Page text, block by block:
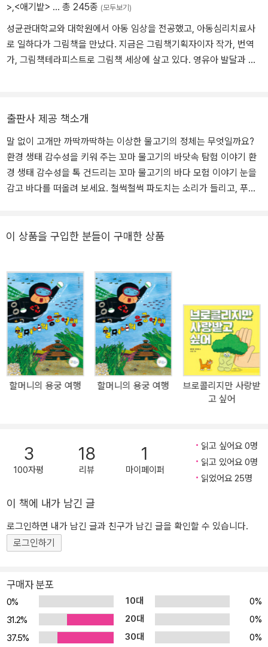
> <애기밭> … 총 245종 (모두보기)
성균관대학교와 대학원에서 아동 임상을 전공했고, 아동심리치료사
로 일하다가 그림책을 만났다. 지금은 그림책기획자이자 작가, 번역
가, 그림책테라피스트로 그림책 세상에 살고 있다. 영유아 발달과 그
으면》, 《참을성 없는 애벌레》, 《심심해》 등 여러 그림책을 우리말로
옮겼다.
출판사 제공 책소개
말 없이 고개만 까딱까딱하는 이상한 물고기의 정체는 무엇일까요?
환경 생태 감수성을 키워 주는 꼬마 물고기의 바닷속 탐험 이야기 환
경 생태 감수성을 톡 건드리는 꼬마 물고기의 바다 모험 이야기 눈을
감고 바다를 떠올려 보세요. 철썩철썩 파도치는 소리가 들리고, 푸른
은 쓰레기들이 버려지고 있습니다. 세계 곳곳에서 흘러나온 쓰레기가
그물에 걸리거나 코에 빨대가 꽂힌 모습이 자주 발견되곤 하는데요.
이렇게 오염된 바다와 바닷속 생물들이 고통받는 현실을 마주하며 살
아가는 아이들의 눈에 비친 바다는 어떤 모습일까요? 《아주 이상한
물고기》는 우리 아이들의 환경 생태 감수성을 자극하고, 건강한 환경
의식을 일깨워 주는 그림책입니다. 어느 날 바닷속을 헤엄치던 꼬마
물고기는 어딘가 다르게 생긴 이상한 물고기를 발견합니다. 말 없이
고개만 까딱이는 이상한 물고기가 자신의 생명을 위협하는 플라스틱
쓰레기라는 사실을 알리 없는 꼬마 물고기는 가족을 찾아 주기 위해
함께 길을 떠납니다. 그 과정에서 아무렇지 않은 듯 플라스틱 면봉을
틱과 비닐봉지로 인해 고통받는 바다 생물들의 모습을 아주 덤덤하게
표현했습니다. 단순히 환경 오염과 관련된 정보를 제공하고, 환경 보
호를 위한 구체적인 실천을 요구하는 이야기가 아닙니다. 우리로 인
해 달라진 바다 생태의 모습을 인지하고, 바다를 보호하는 것이 곧 우
기를 통해 아이들은 자연스레 환경 보호 실천을 위한 내적 동기를 가
지고, 환경과 함께 살아가기 위해 무엇을 해야 할지 생각하고 행동할
대한 우리의 욕심과 이기심으로 인해 환경 오염의 심각성이 날로 커
지고 있습니다. 전 세계가 환경 보호를 위한 노력을 기울이는 가운데,
우리나라에서는 특히 환경 교육 강화를 위한 변화가 일어나고 있습니
다. 한국환경교사모임의 신경준 선생님은 한 인터뷰에서 ‘환경 교육
은 환경과 ‘나’의 관계에 대한 감수성을 깨닫는 데에서 시작한다’라고
이 상품을 구입한 분들이 구매한 상품
할머니의 용궁 여행 할머니의 용궁 여행
브로콜리지만 사랑받
고 싶어
3
100자평
18
리뷰
1
마이페이퍼
읽고 싶어요 0명
읽고 있어요 0명
읽었어요 25명
이 책에 내가 남긴 글
로그인하면 내가 남긴 글과 친구가 남긴 글을 확인할 수 있습니다.
로그인하기
구매자 분포
0% 10대
0%
31.2%
20대
0%
37.5%
30대
0%